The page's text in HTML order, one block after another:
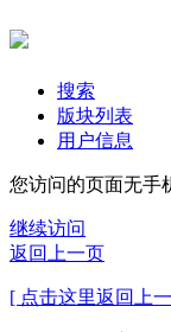
搜索
版块列表
用户信息
您访问的页面无手
继续访问
返回上一页
[ 点击这里返回上